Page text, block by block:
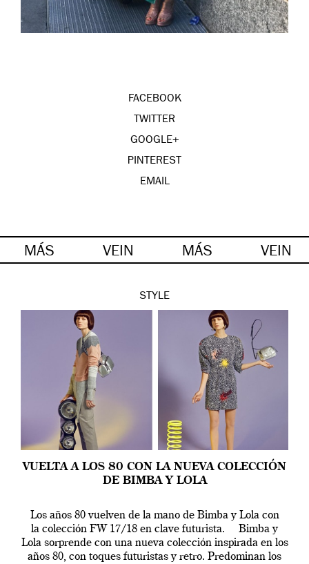
FACEBOOK
TWITTER
GOOGLE+
PINTEREST
EMAIL
MÁS VEIN MÁS VEIN
STYLE
VUELTA A LOS 80 CON LA NUEVA COLECCIÓN
DE BIMBA Y LOLA
Los años 80 vuelven de la mano de Bimba y Lola con
la colección FW 17/18 en clave futurista. Bimba y
Lola sorprende con una nueva colección inspirada en los
años 80, con toques futuristas y retro. Predominan los